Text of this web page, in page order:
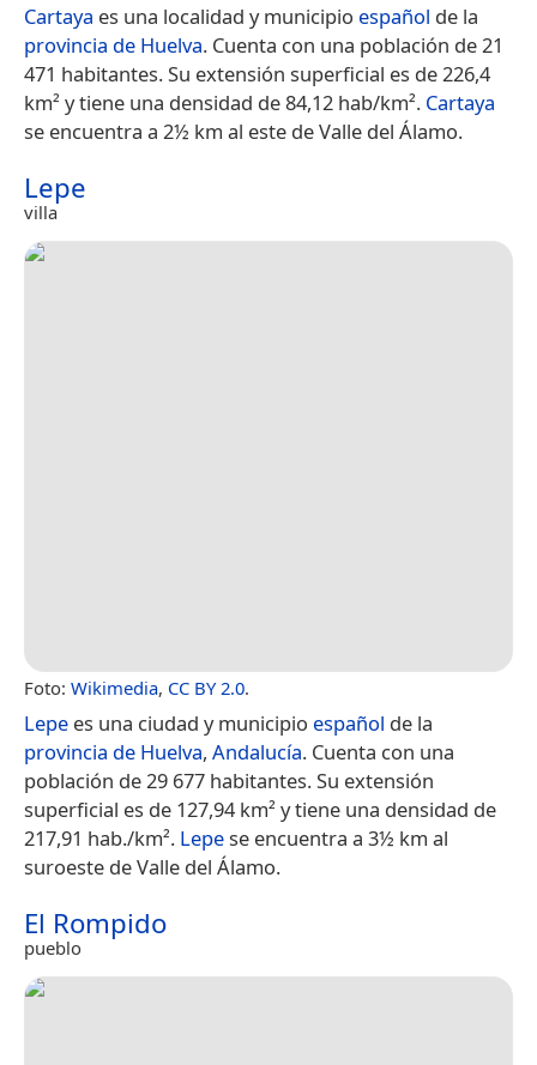
Cartaya es una localidad y municipio español de la
provincia de Huelva. Cuenta con una población de 21
471 habitantes.​ Su extensión superficial es de 226,4
km² y tiene una densidad de 84,12 hab/km². Cartaya
se encuentra a 2½ km al este de Valle del Álamo.
Lepe
villa
Foto: Wikimedia, CC BY 2.0.
Lepe es una ciudad y municipio español de la
provincia de Huelva, Andalucía. Cuenta con una
población de 29 677 habitantes.​ Su extensión
superficial es de 127,94 km² y tiene una densidad de
217,91 hab./km². Lepese encuentra a 3½ km al
suroeste de Valle del Álamo.
El Rompido
pueblo